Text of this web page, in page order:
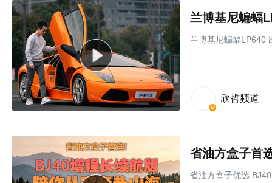
兰博基尼蝙蝠
兰博基尼蝙蝠LP640
欣哲频道
省油方盒子首
省油方盒子优选